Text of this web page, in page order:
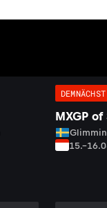
DEMNÄCHST
MXGP